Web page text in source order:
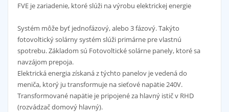
FVE je zariadenie, ktoré slúži na výrobu elektrickej energie
Systém môže byť jednofázový, alebo 3 fázový. Takýto
fotovoltický solárny systém slúži primárne pre vlastnú
spotrebu. Základom sú Fotovoltické solárne panely, ktoré sa
navzájom prepoja.
Elektrická energia získaná z týchto panelov je vedená do
meniča, ktorý ju transformuje na sieťové napätie 240V.
Transformované napätie je pripojené za hlavný istič v RHD
(rozvádzač domový hlavný).